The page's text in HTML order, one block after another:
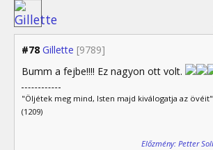
#78 Gillette [9789]
Bumm a fejbe!!!! Ez nagyon ott volt.
"Öljétek meg mind, Isten majd kiválogatja az
(1209)
Előzmény: Petter